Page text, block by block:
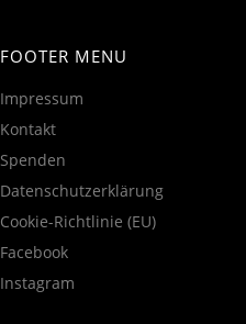
FOOTER MENU
Impressum
Kontakt
Spenden
Datenschutzerklärung
Cookie-Richtlinie (EU)
Facebook
Instagram